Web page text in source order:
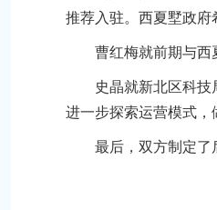
推荐入驻。西夏墅政府
曹红梅就前期与西
史晶就新北区科
进一步探索运营模式，
最后，双方制定了